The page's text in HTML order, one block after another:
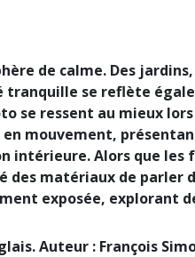
de calme. Des
se reflète
se ressent au mieux
en mouvement,
Alors que les
matériaux de parler
exposée, explorant
Auteur : François